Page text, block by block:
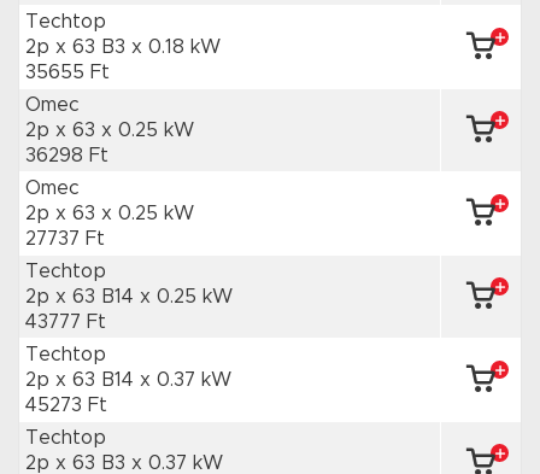
Techtop
2p x 63 B3 x 0.18 kW
35655 Ft
Omec
2p x 63 x 0.25 kW
36298 Ft
Omec
2p x 63 x 0.25 kW
27737 Ft
Techtop
2p x 63 B14 x 0.25 kW
43777 Ft
Techtop
2p x 63 B14 x 0.37 kW
45273 Ft
Techtop
2p x 63 B3 x 0.37 kW